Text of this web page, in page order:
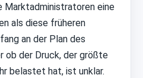
Marktadministratoren eine
als diese früheren
an der Plan des
ob der Druck, der größte
belastet hat, ist unklar.